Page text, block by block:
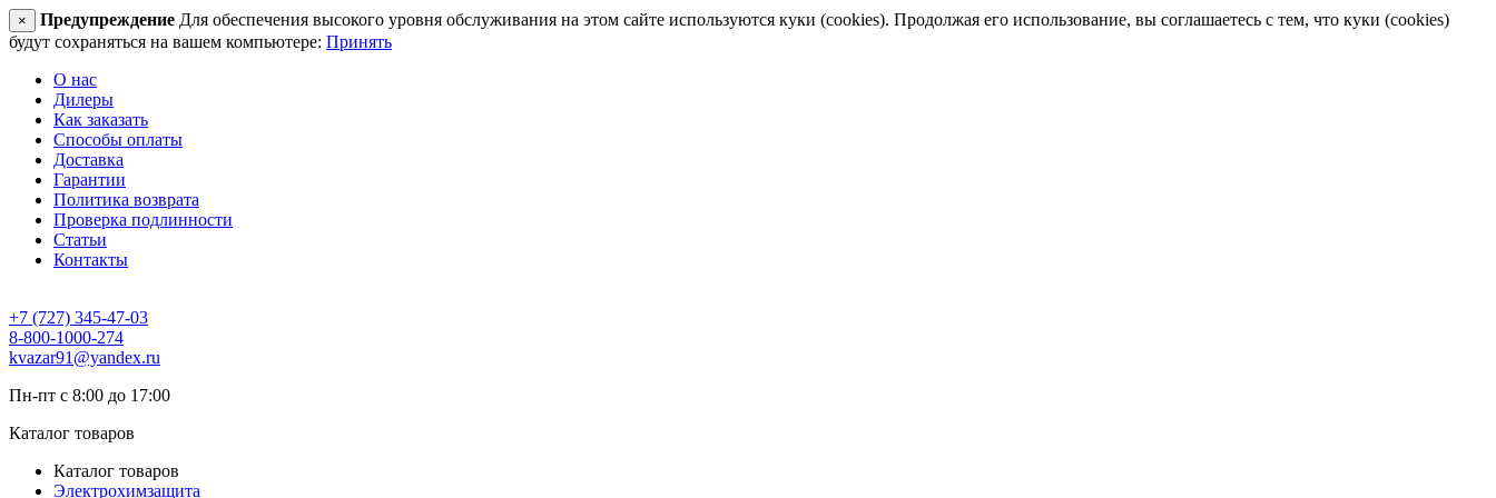
× Предупреждение Для обеспечения высокого уровня обслуживания на этом сайте используются куки (cookies). Продолжая его использование, вы соглашаетесь с тем, что куки (cookies)
будут сохраняться на вашем компьютере: Принять
О нас
Дилеры
Как заказать
Способы оплаты
Доставка
Гарантии
Политика возврата
Проверка подлинности
Статьи
Контакты
+7 (727) 345-47-03
8-800-1000-274
kvazar91@yandex.ru
Пн-пт с 8:00 до 17:00
Каталог товаров
Каталог товаров
Электрохимзащита